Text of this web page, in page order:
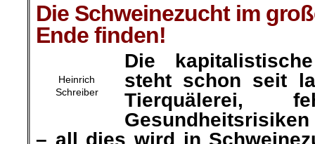
Die Schweinezucht im
Ende finden!
Heinrich
Schreiber
Die
steht schon seit
Tierquälerei,
– all dies wird in